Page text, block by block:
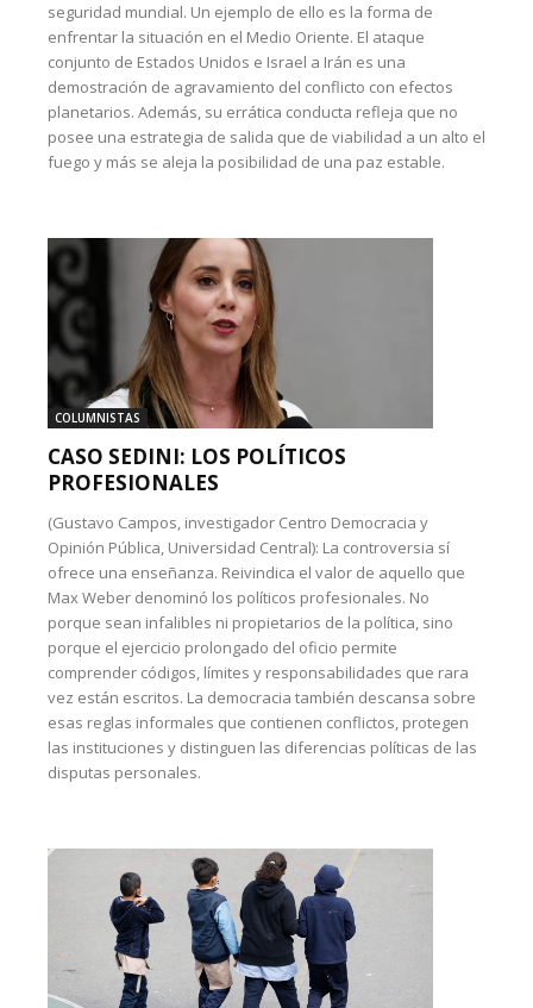
seguridad mundial. Un ejemplo de ello es la forma de
enfrentar la situación en el Medio Oriente. El ataque
conjunto de Estados Unidos e Israel a Irán es una
demostración de agravamiento del conflicto con efectos
planetarios. Además, su errática conducta refleja que no
posee una estrategia de salida que de viabilidad a un alto el
fuego y más se aleja la posibilidad de una paz estable.
COLUMNISTAS
CASO SEDINI: LOS POLÍTICOS
PROFESIONALES
(Gustavo Campos, investigador Centro Democracia y
Opinión Pública, Universidad Central): La controversia sí
ofrece una enseñanza. Reivindica el valor de aquello que
Max Weber denominó los políticos profesionales. No
porque sean infalibles ni propietarios de la política, sino
porque el ejercicio prolongado del oficio permite
comprender códigos, límites y responsabilidades que rara
vez están escritos. La democracia también descansa sobre
esas reglas informales que contienen conflictos, protegen
las instituciones y distinguen las diferencias políticas de las
disputas personales.